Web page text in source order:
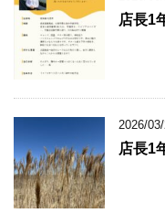
店長1
2026/
店長1